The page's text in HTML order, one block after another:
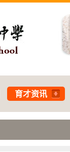
育才资讯